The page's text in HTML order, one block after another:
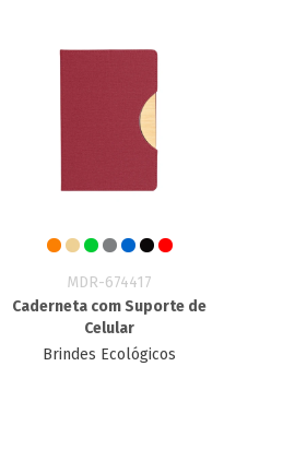
MDR-674417
Caderneta com Suporte de
Celular
Brindes Ecológicos